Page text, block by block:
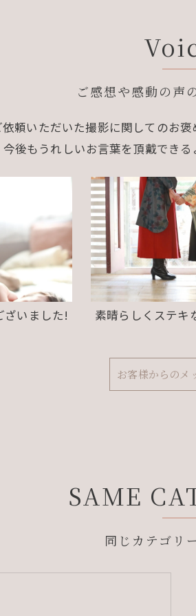
ご感想や感動の声
頼いただいた撮影に関してのお
今後もうれしいお言葉を頂戴できる
ざいました! 素晴らしくステ
お客様からのメ
同じカテゴリ
SAME